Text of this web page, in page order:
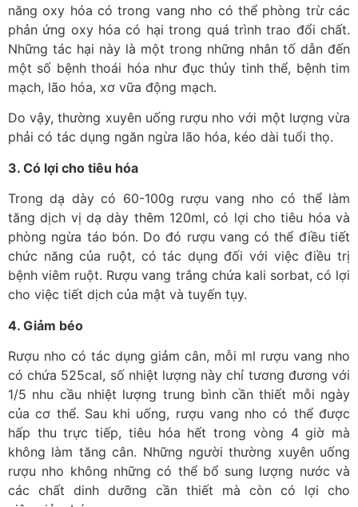
năng oxy hóa có trong vang nho có thể phòng trừ các
phản ứng oxy hóa có hại trong quá trình trao đổi chất.
Những tác hại này là một trong những nhân tố dẫn đến
một số bệnh thoái hóa như đục thủy tinh thể, bệnh tim
mạch, lão hóa, xơ vữa động mạch.
Do vậy, thường xuyên uống rượu nho với một lượng vừa
phải có tác dụng ngăn ngừa lão hóa, kéo dài tuổi thọ.
3. Có lợi cho tiêu hóa
Trong dạ dày có 60-100g rượu vang nho có thể làm
tăng dịch vị dạ dày thêm 120ml, có lợi cho tiêu hóa và
phòng ngừa táo bón. Do đó rượu vang có thể điều tiết
chức năng của ruột, có tác dụng đối với việc điều trị
bệnh viêm ruột. Rượu vang trắng chứa kali sorbat, có lợi
cho việc tiết dịch của mật và tuyến tụy.
4. Giảm béo
Rượu nho có tác dụng giảm cân, mỗi ml rượu vang nho
có chứa 525cal, số nhiệt lượng này chỉ tương đương với
1/5 nhu cầu nhiệt lượng trung bình cần thiết mỗi ngày
của cơ thể. Sau khi uống, rượu vang nho có thể được
hấp thu trực tiếp, tiêu hóa hết trong vòng 4 giờ mà
không làm tăng cân. Những người thường xuyên uống
rượu nho không những có thể bổ sung lượng nước và
các chất dinh dưỡng cần thiết mà còn có lợi cho